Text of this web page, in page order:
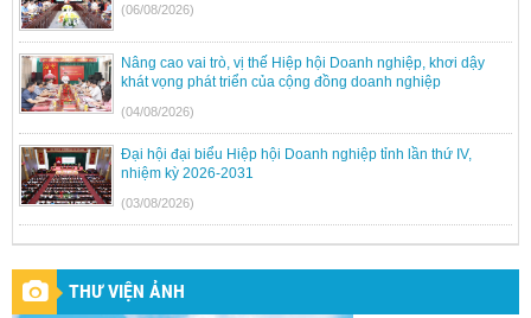
(06/08/2026)
Nâng cao vai trò, vị thế Hiệp hội Doanh nghiệp, khơi dậy
khát vọng phát triển của cộng đồng doanh nghiệp
(04/08/2026)
Đại hội đại biểu Hiệp hội Doanh nghiệp tỉnh lần thứ IV,
nhiệm kỳ 2026-2031
(03/08/2026)
THƯ VIỆN ẢNH